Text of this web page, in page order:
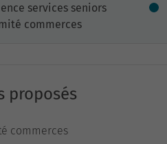
services seniors
commerces
proposés
commerces